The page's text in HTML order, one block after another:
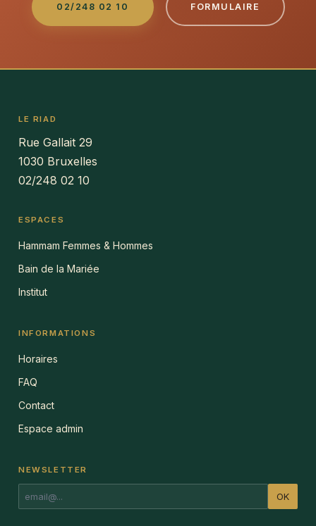
02/248 02 10 FORMULAIRE
LE RIAD
Rue Gallait 29
1030 Bruxelles
02/248 02 10
ESPACES
Hammam Femmes & Hommes
Bain de la Mariée
Institut
INFORMATIONS
Horaires
FAQ
Contact
Espace admin
NEWSLETTER
OK